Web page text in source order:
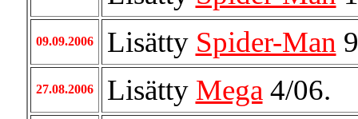
09.09.2006 Lisätty Spider-Man
27.08.2006 Lisätty Mega 4/06.